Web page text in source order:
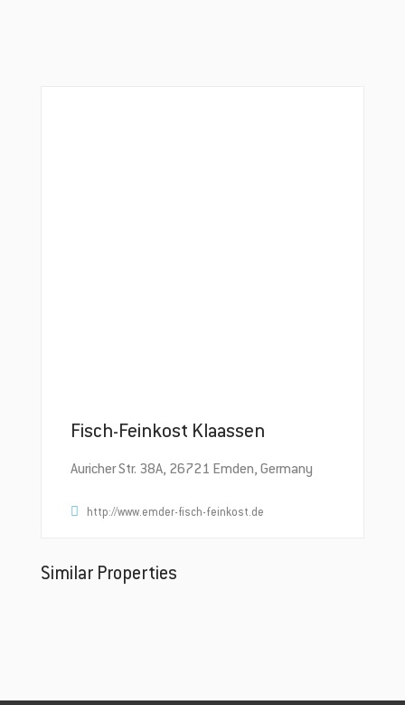
Fisch-Feinkost Klaassen
Auricher Str. 38A, 26721 Emden, Germany
http://www.emder-fisch-feinkost.de
Similar Properties